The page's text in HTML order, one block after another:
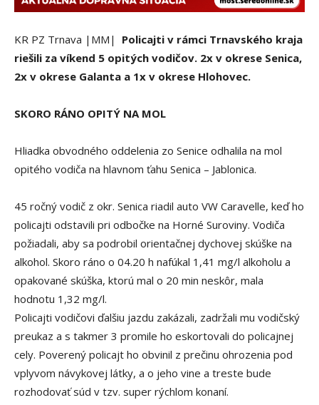
KR PZ Trnava |MM|
Policajti v rámci Trnavského kraja
riešili za víkend 5 opitých vodičov. 2x v okrese Senica,
2x v okrese Galanta a 1x v okrese Hlohovec.
SKORO RÁNO OPITÝ NA MOL
Hliadka obvodného oddelenia zo Senice odhalila na mol
opitého vodiča na hlavnom ťahu Senica – Jablonica.
45 ročný vodič z okr. Senica riadil auto VW Caravelle, keď ho
policajti odstavili pri odbočke na Horné Suroviny. Vodiča
požiadali, aby sa podrobil orientačnej dychovej skúške na
alkohol. Skoro ráno o 04.20 h nafúkal 1,41 mg/l alkoholu a
opakované skúška, ktorú mal o 20 min neskôr, mala
hodnotu 1,32 mg/l.
Policajti vodičovi ďalšiu jazdu zakázali, zadržali mu vodičský
preukaz a s takmer 3 promile ho eskortovali do policajnej
cely. Poverený policajt ho obvinil z prečinu ohrozenia pod
vplyvom návykovej látky, a o jeho vine a treste bude
rozhodovať súd v tzv. super rýchlom konaní.